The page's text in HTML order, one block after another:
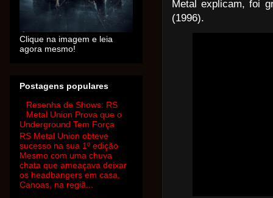
Metal explicam, foi
(1996).
Clique na imagem e leia
agora mesmo!
Postagens populares
Resenha de Shows: RS
Metal Union Prova que o
Underground Tem Força
RS Metal Union obteve
sucesso na sua 1º edição
Mesmo com uma chuva
chata que ameaçava deixar
os headbangers em casa,
Canoas, na regiã...